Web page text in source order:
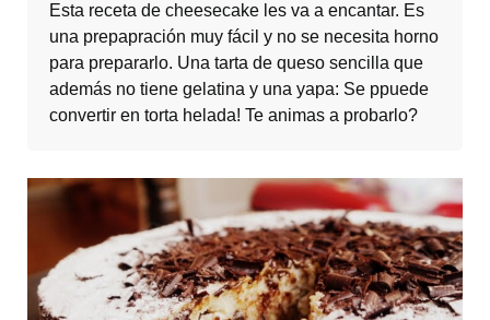
Esta receta de cheesecake les va a encantar. Es
una prepapración muy fácil y no se necesita horno
para prepararlo. Una tarta de queso sencilla que
además no tiene gelatina y una yapa: Se ppuede
convertir en torta helada! Te animas a probarlo?